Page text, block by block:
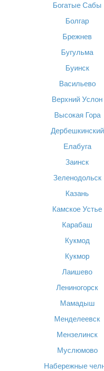
Богатые Сабы
Болгар
Брежнев
Бугульма
Буинск
Васильево
Верхний Услон
Высокая Гора
Дербешкинский
Елабуга
Заинск
Зеленодольск
Казань
Камское Устье
Карабаш
Кукмод
Кукмор
Лаишево
Лениногорск
Мамадыш
Менделеевск
Мензелинск
Муслюмово
Набережные